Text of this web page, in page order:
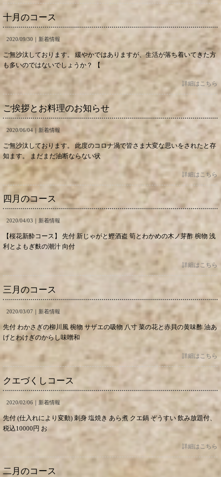
十月のコース
2020/09/30｜ 新着情報
ご無沙汰しております。 緩やかではありますが、生活が落ち着いてきた方
も多いのではないでしょうか？ 【
詳細はこちら
ご挨拶とお料理のお知らせ
2020/06/04｜ 新着情報
ご無沙汰しております。 此度のコロナ渦で皆さま大変な思いをされたと存
知ます。 まだまだ油断ならない状
詳細はこちら
四月のコース
2020/04/03｜新着情報
【桜花新酔コース】 先付 新じゃがと鰹酒盗 筍とわかめの木ノ芽酢 椀物 浅
利とよもぎ麩の潮汁 向付
詳細はこちら
三月のコース
2020/03/07｜ 新着情報
先付 わかさぎの柳川風 椀物 サザエの吸物 八寸 菜の花と赤貝の黄味酢 油あ
げとわけぎのからし味噌和
詳細はこちら
クエづくしコース
2020/02/06｜ 新着情報
先付 (仕入れにより変動) 刺身 塩焼き あら煮 クエ鍋 ぞうすい 飲み放題付、
税込10000円 お
詳細はこちら
二月のコース